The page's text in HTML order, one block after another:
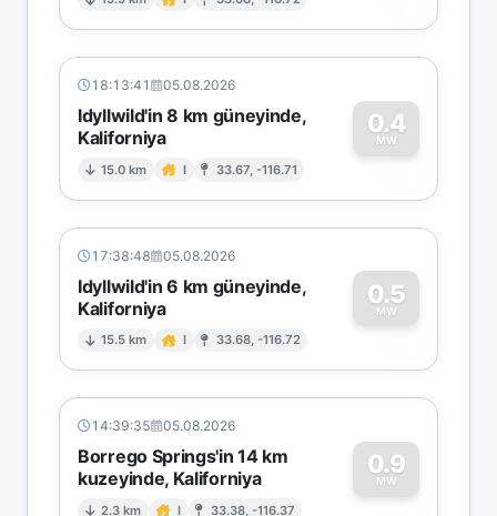
18:13:41 05.08.2026
Idyllwild'in 8 km güneyinde,
Kaliforniya
15.0 km I 33.67, -116.71
0.4
MW
0
17:38:48 05.08.2026
Idyllwild'in 6 km güneyinde,
Kaliforniya
15.5 km I 33.68, -116.72
0.5
MW
0
14:39:35 05.08.2026
Borrego Springs'in 14 km
kuzeyinde, Kaliforniya
2.3 km I 33.38, -116.37
0.9
MW